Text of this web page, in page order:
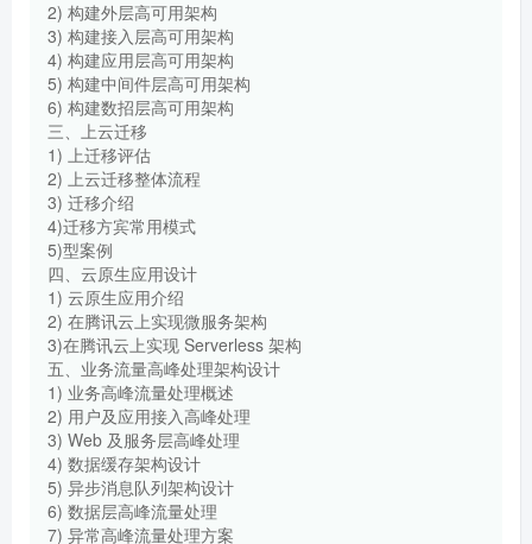
2) 构建外层高可用架构
3) 构建接入层高可用架构
4) 构建应用层高可用架构
5) 构建中间件层高可用架构
6) 构建数招层高可用架构
三、上云迁移
1) 上迁移评估
2) 上云迁移整体流程
3) 迁移介绍
4)迁移方宾常用模式
5)型案例
四、云原生应用设计
1) 云原生应用介绍
2) 在腾讯云上实现微服务架构
3)在腾讯云上实现 Serverless 架构
五、业务流量高峰处理架构设计
1) 业务高峰流量处理概述
2) 用户及应用接入高峰处理
3) Web 及服务层高峰处理
4) 数据缓存架构设计
5) 异步消息队列架构设计
6) 数据层高峰流量处理
7) 异常高峰流量处理方案